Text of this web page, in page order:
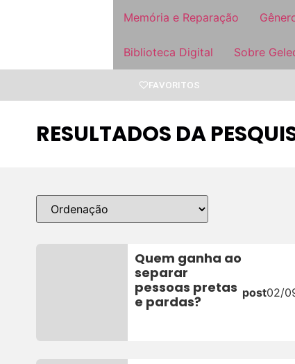
Memória e Reparação
Biblioteca Digital Sobre
FAVORITOS
RESULTADOS DA
Quem ganha ao
separar
pessoas pretas
e pardas?
post02/